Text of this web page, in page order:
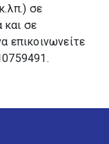
σε
και σε
επικοινωνείτε